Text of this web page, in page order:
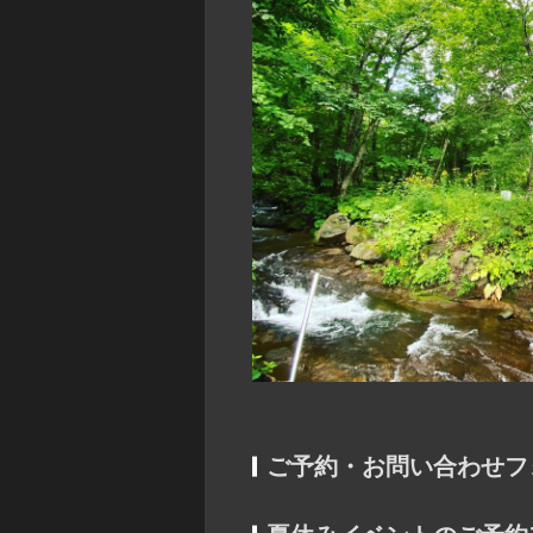
ご予約・お問い合わせ